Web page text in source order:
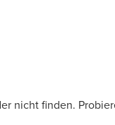
nicht finden.